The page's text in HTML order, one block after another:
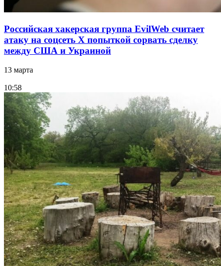
Российская хакерская группа EvilWeb считает
атаку на соцсеть Х попыткой сорвать сделку
между США и Украиной
13 марта
10:58